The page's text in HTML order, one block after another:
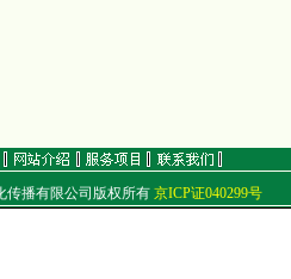
传播有限公司版权所有 京ICP证040299号